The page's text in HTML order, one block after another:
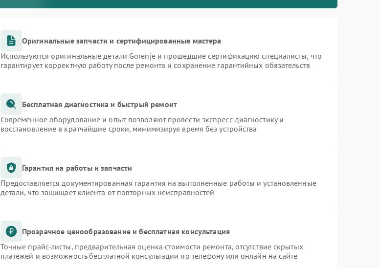
Оригинальные запчасти и сертифицированные мастера
Используются оригинальные детали Gorenje и прошедшие сертификацию специалисты, что
гарантирует корректную работу после ремонта и сохранение гарантийных обязательств
Бесплатная диагностика и быстрый ремонт
Современное оборудование и опыт позволяют провести экспресс-диагностику и
восстановление в кратчайшие сроки, минимизируя время без устройства
Гарантия на работы и запчасти
Предоставляется документированная гарантия на выполненные работы и установленные
детали, что защищает клиента от повторных неисправностей
Прозрачное ценообразование и бесплатная консультация
Точные прайс-листы, предварительная оценка стоимости ремонта, отсутствие скрытых
платежей и возможность бесплатной консультации по телефону или онлайн на сайте